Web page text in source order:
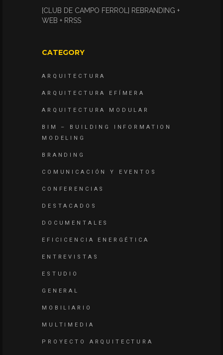
[CLUB DE CAMPO FERROL] REBRANDING +
WEB + RRSS
CATEGORY
ARQUITECTURA
ARQUITECTURA EFÍMERA
ARQUITECTURA MODULAR
BIM – BUILDING INFORMATION
MODELING
BRANDING
COMUNICACIÓN Y EVENTOS
CONFERENCIAS
DESTACADOS
DOCUMENTALES
EFICICENCIA ENERGÉTICA
ENTREVISTAS
ESTUDIO
GENERAL
MOBILIARIO
MULTIMEDIA
PROYECTO ARQUITECTURA